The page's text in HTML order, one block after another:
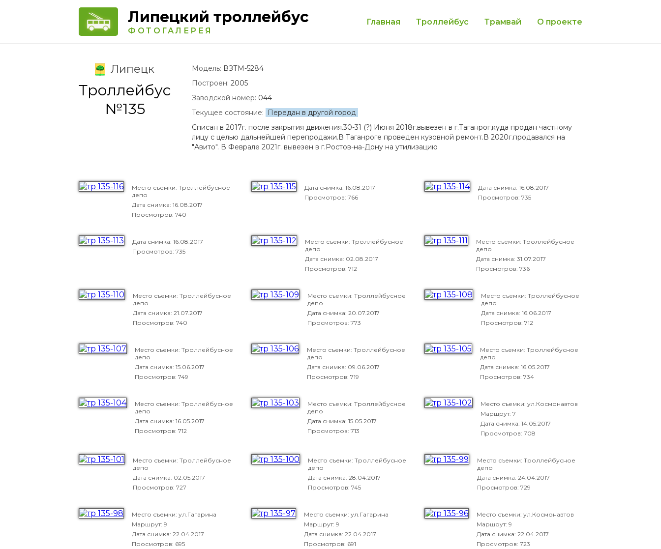
Липецкий троллейбус
ФОТОГАЛЕРЕЯ
Главная Троллейбус Трамвай О проекте
Липецк
Троллейбус
№135
Модель: ВЗТМ-5284
Построен: 2005
Заводской номер: 044
Текущее состояние:
Передан в другой город
Списан в 2017г. после закрытия движения.30-31 (?) Июня 2018г.вывезен в г.Таганрог,куда продан частному
лицу с целью дальнейшей перепродажи.В Таганроге проведен кузовной ремонт.В 2020г.продавался на
"Авито". В Феврале 2021г. вывезен в г.Ростов-на-Дону на утилизацию
Место съемки: Троллейбусное
депо
Дата снимка: 16.08.2017
Просмотров: 740
Дата снимка:16.08.2017
Просмотров: 766
Дата снимка: 16.08.2017
Просмотров: 735
Дата снимка: 16.08.2017
Просмотров: 735
Место съемки: Троллейбусное
депо
Дата снимка: 02.08.2017
Просмотров: 712
Место съемки: Троллейбусное
депо
Дата снимка: 31.07.2017
Просмотров: 736
Место съемки: Троллейбусное
депо
Дата снимка: 21.07.2017
Просмотров: 740
Место съемки: Троллейбусное
депо
Дата снимка:20.07.2017
Просмотров: 773
Место съемки: Троллейбусное
депо
Дата снимка: 16.06.2017
Просмотров: 712
Место съемки: Троллейбусное
депо
Дата снимка: 15.06.2017
Просмотров: 749
Место съемки: Троллейбусное
депо
Дата снимка: 09.06.2017
Просмотров: 719
Место съемки: Троллейбусное
депо
Дата снимка: 16.05.2017
Просмотров: 734
Место съемки: Троллейбусное
депо
Дата снимка: 16.05.2017
Просмотров: 712
Место съемки: Троллейбусное
депо
Дата снимка:15.05.2017
Просмотров: 713
Место съемки: ул.Космонавтов
Маршрут: 7
Дата снимка: 14.05.2017
Просмотров: 708
Место съемки: Троллейбусное
депо
Дата снимка: 02.05.2017
Просмотров: 727
Место съемки: Троллейбусное
депо
Дата снимка:28.04.2017
Просмотров: 745
Место съемки: Троллейбусное
депо
Дата снимка: 24.04.2017
Просмотров: 729
Место съемки: ул.Гагарина
Маршрут: 9
Дата снимка: 22.04.2017
Просмотров: 695
Место съемки: ул.Гагарина
Маршрут: 9
Дата снимка:22.04.2017
Просмотров: 691
Место съемки: ул.Космонавтов
Маршрут: 9
Дата снимка: 22.04.2017
Просмотров: 723